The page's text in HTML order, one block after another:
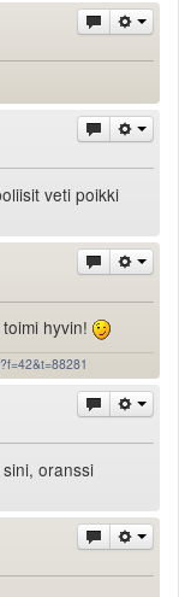
veti poikki
hyvin!
oranssi